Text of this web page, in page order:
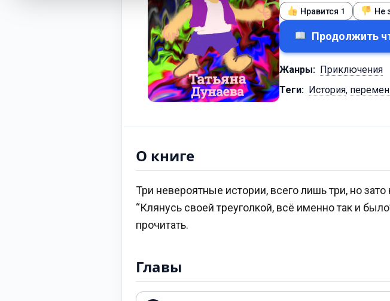
Нравится 1 Не
Продолжить
Жанры: Приключения
Теги: История,
О книге
Три невероятные истории, всего лишь три, но зато
“Клянусь своей треуголкой, всё именно так и
прочитать.
Главы